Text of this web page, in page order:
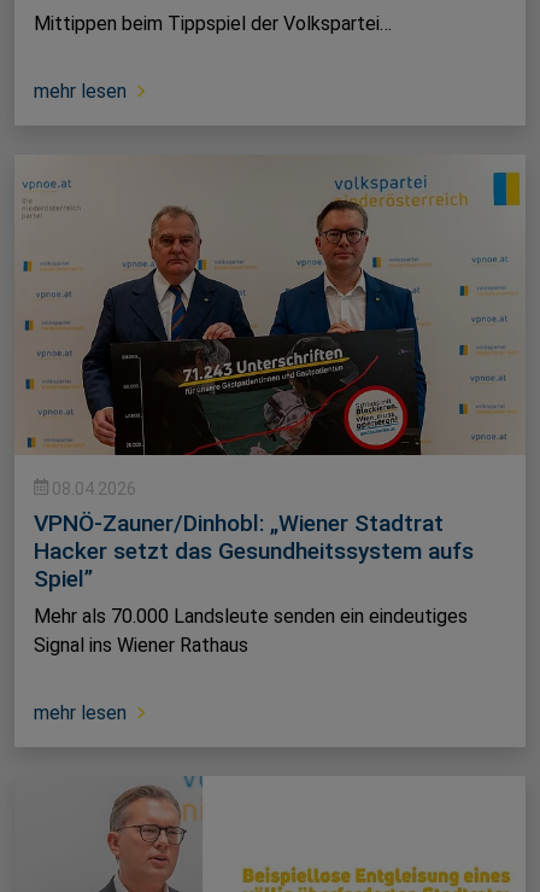
Mittippen beim Tippspiel der Volkspartei…
mehr lesen
08.04.2026
VPNÖ-Zauner/Dinhobl: „Wiener Stadtrat
Hacker setzt das Gesundheitssystem aufs
Spiel”
Mehr als 70.000 Landsleute senden ein eindeutiges
Signal ins Wiener Rathaus
mehr lesen